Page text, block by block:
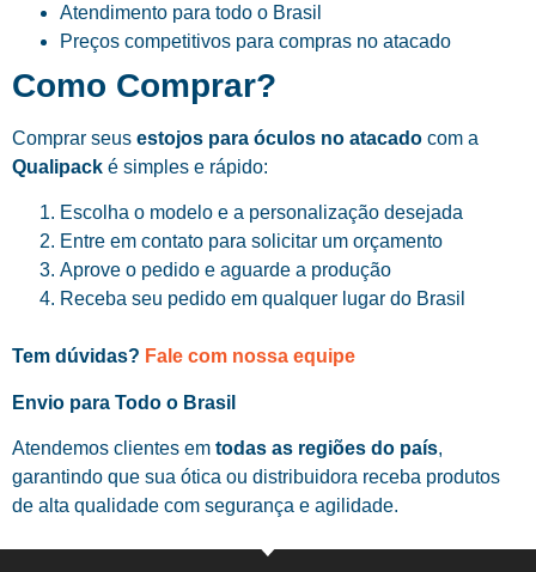
Atendimento para todo o Brasil
Preços competitivos para compras no atacado
Como Comprar?
Comprar seus estojos para óculos no atacado com a
Qualipack é simples e rápido:
Escolha o modelo e a personalização desejada
Entre em contato para solicitar um orçamento
Aprove o pedido e aguarde a produção
Receba seu pedido em qualquer lugar do Brasil
Tem dúvidas? Fale com nossa equipe
Envio para Todo o Brasil
Atendemos clientes em todas as regiões do país,
garantindo que sua ótica ou distribuidora receba produtos
de alta qualidade com segurança e agilidade.